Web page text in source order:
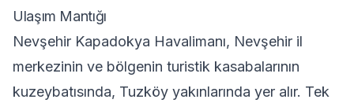
Ulaşım Mantığı
Nevşehir Kapadokya Havalimanı, Nevşehir il
merkezinin ve bölgenin turistik kasabalarının
kuzeybatısında, Tuzköy yakınlarında yer alır. Tek